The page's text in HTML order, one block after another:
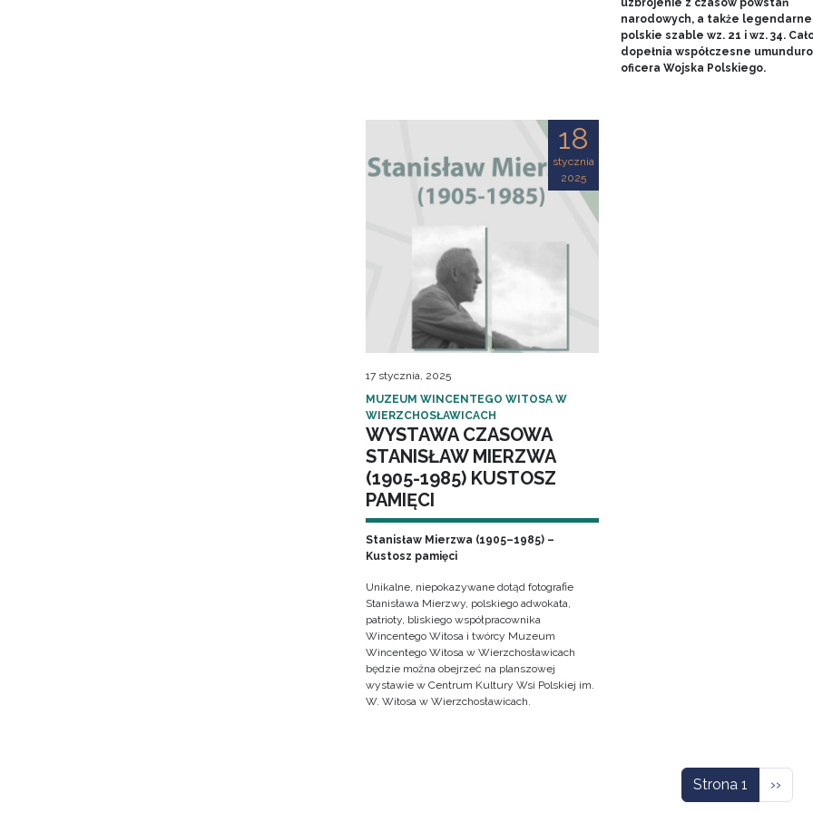
uzbrojenie z czasów powstań
narodowych, a także legendarne
polskie szable wz. 21 i wz. 34.
dopełnia współczesne
oficera Wojska Polskiego.
18
stycznia
2025
17 stycznia, 2025
MUZEUM WINCENTEGO WITOSA W
WIERZCHOSŁAWICACH
WYSTAWA CZASOWA
STANISŁAW MIERZWA
(1905-1985) KUSTOSZ
PAMIĘCI
Stanisław Mierzwa (1905–1985) –
Kustosz pamięci
Unikalne, niepokazywane dotąd fotografie
Stanisława Mierzwy, polskiego adwokata,
patrioty, bliskiego współpracownika
Wincentego Witosa i twórcy Muzeum
Wincentego Witosa w Wierzchosławicach
będzie można obejrzeć na planszowej
wystawie w Centrum Kultury Wsi Polskiej im.
W. Witosa w Wierzchosławicach.
Strona 1 ››